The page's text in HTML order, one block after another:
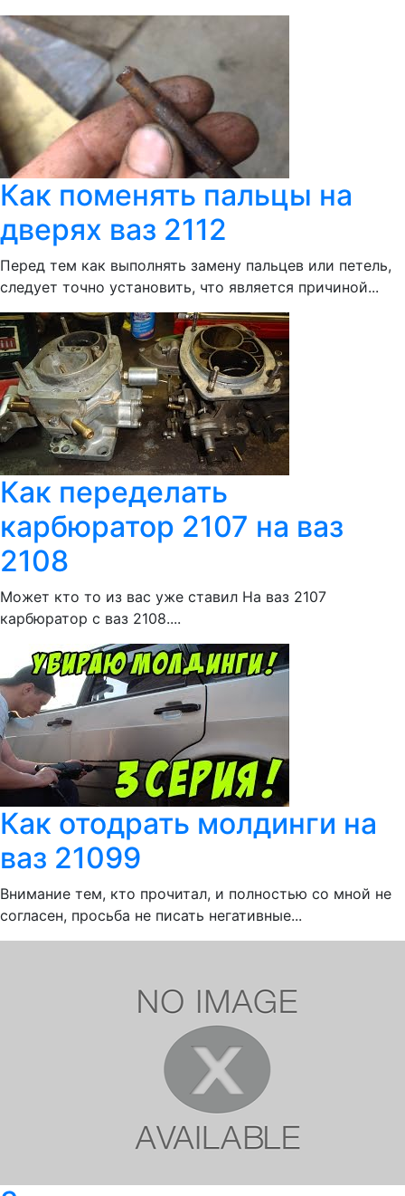
Как поменять пальцы на
дверях ваз 2112
Перед тем как выполнять замену пальцев или петель,
следует точно установить, что является причиной...
Как переделать
карбюратор 2107 на ваз
2108
Может кто то из вас уже ставил На ваз 2107
карбюратор с ваз 2108....
Как отодрать молдинги на
ваз 21099
Внимание тем, кто прочитал, и полностью со мной не
согласен, просьба не писать негативные...